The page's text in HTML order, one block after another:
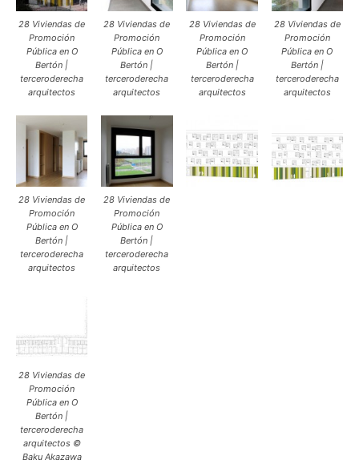
28 Viviendas de
Promoción
Pública en O
Bertón |
terceroderecha
arquitectos
28 Viviendas de
Promoción
Pública en O
Bertón |
terceroderecha
arquitectos
28 Viviendas de
Promoción
Pública en O
Bertón |
terceroderecha
arquitectos
28 Viviendas de
Promoción
Pública en O
Bertón |
terceroderecha
arquitectos
28 Viviendas de
Promoción
Pública en O
Bertón |
terceroderecha
arquitectos
28 Viviendas de
Promoción
Pública en O
Bertón |
terceroderecha
arquitectos
28 Viviendas de
Promoción
Pública en O
Bertón |
terceroderecha
arquitectos ©
Baku Akazawa